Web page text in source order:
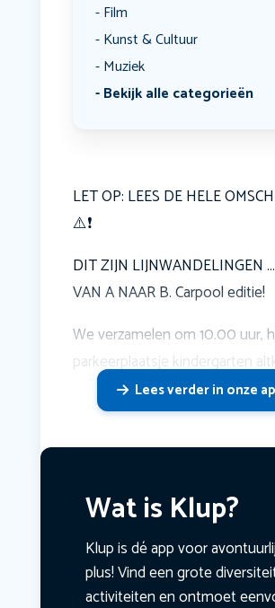
Film
Kunst & Cultuur
Muziek
Bekijk alle categorieën
LET OP: LEES DE HELE
⚠️❗️
DIT ZIJN LIJNWANDELINGEN
VAN A NAAR B. Carpool editie!
We verzamelen om 10.00 uur,
parkeerplaatsje kindergarten
Lees verder in onze
Wat is Klup?
Klup is dé app voor
plus! Vind een grote
activiteiten en ontmoet